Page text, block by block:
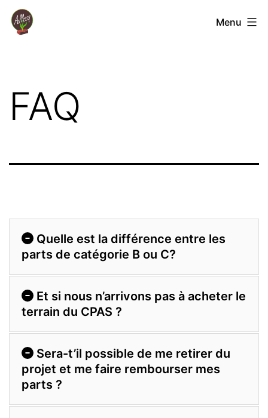
Aller
auCoopérative
Menu
FAQ
Quelle est la différence entre les
parts de catégorie B ou C?
Et si nous n’arrivons pas à acheter le
terrain du CPAS ?
Sera-t’il possible de me retirer du
projet et me faire rembourser mes
parts ?